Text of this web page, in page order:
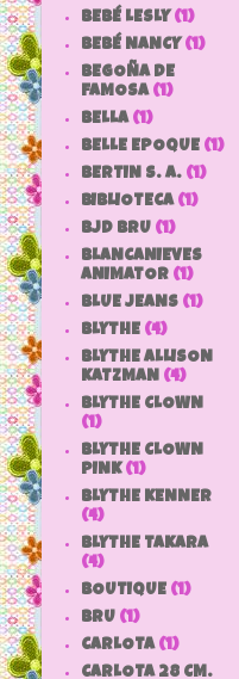
BEBÉ LESLY (1)
BEBÉ NANCY (1)
BEGOÑA DE
FAMOSA (1)
BELLA (1)
BELLE EPOQUE (1)
BERTIN S. A. (1)
BIBLIOTECA (1)
BJD BRU (1)
BLANCANIEVES
ANIMATOR (1)
BLUE JEANS (1)
BLYTHE (4)
BLYTHE ALLISON
KATZMAN (4)
BLYTHE CLOWN
(1)
BLYTHE CLOWN
PINK (1)
BLYTHE KENNER
(4)
BLYTHE TAKARA
(4)
BOUTIQUE (1)
BRU (1)
CARLOTA (1)
CARLOTA 28 CM.